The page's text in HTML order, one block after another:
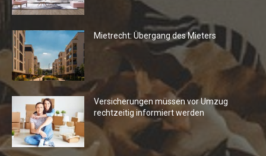
Mietrecht: Übergang des Mieters
Versicherungen müssen vor Umzug
rechtzeitig informiert werden